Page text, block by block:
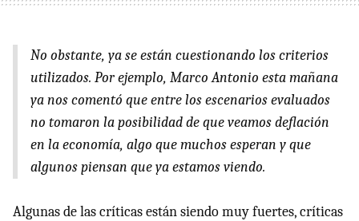
No obstante, ya se están cuestionando los criterios
utilizados. Por ejemplo, Marco Antonio esta mañana
ya nos comentó que entre los escenarios evaluados
no tomaron la posibilidad de que veamos deflación
en la economía, algo que muchos esperan y que
algunos piensan que ya estamos viendo.
Algunas de las críticas están siendo muy fuertes, críticas